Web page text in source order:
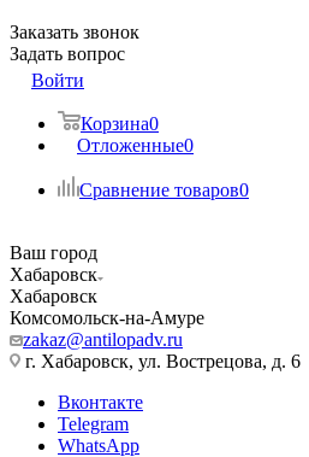
Заказать звонок
Задать вопрос
Войти
Корзина0
Отложенные0
Сравнение товаров0
Ваш город
Хабаровск
Хабаровск
Комсомольск-на-Амуре
zakaz@antilopadv.ru
г. Хабаровск, ул. Вострецова, д. 6
Вконтакте
Telegram
WhatsApp